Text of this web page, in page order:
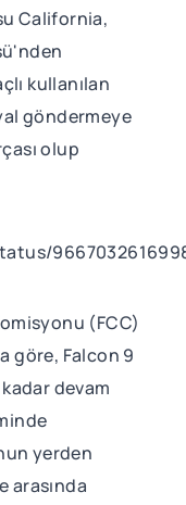
California,
kullanılan
göndermeye
olup
(FCC)
göre, Falcon 9
devam
yerden
arasında